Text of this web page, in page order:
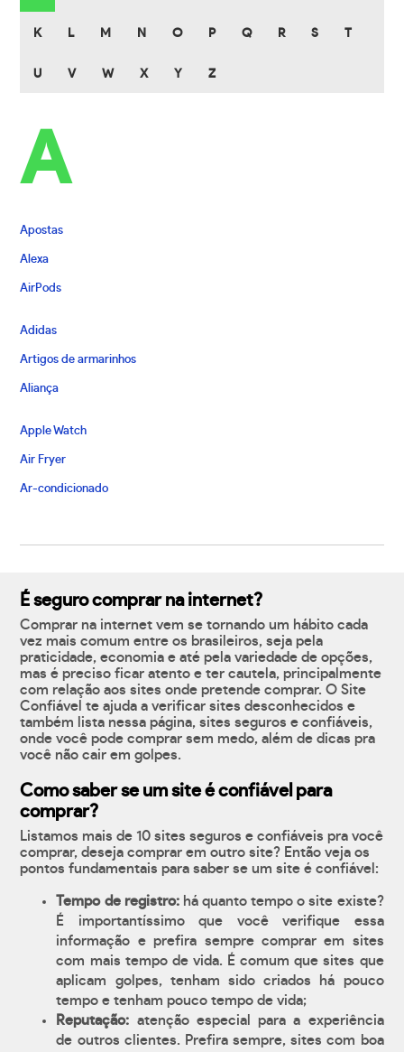
K L M N O P Q R S T
U V W X Y Z
A
Apostas
Alexa
AirPods
Adidas
Artigos de armarinhos
Aliança
Apple Watch
Air Fryer
Ar-condicionado
É seguro comprar na internet?
Comprar na internet vem se tornando um hábito cada
vez mais comum entre os brasileiros, seja pela
praticidade, economia e até pela variedade de opções,
mas é preciso ficar atento e ter cautela, principalmente
com relação aos sites onde pretende comprar. O Site
Confiável te ajuda a verificar sites desconhecidos e
também lista nessa página, sites seguros e confiáveis,
onde você pode comprar sem medo, além de dicas pra
você não cair em golpes.
Como saber se um site é confiável para
comprar?
Listamos mais de 10 sites seguros e confiáveis pra você
comprar, deseja comprar em outro site? Então veja os
pontos fundamentais para saber se um site é confiável:
Tempo de registro:há quanto tempo o site existe?
É importantíssimo que você verifique essa
informação e prefira sempre comprar em sites
com mais tempo de vida. É comum que sites que
aplicam golpes, tenham sido criados há pouco
tempo e tenham pouco tempo de vida;
Reputação: atenção especial para a experiência
de outros clientes. Prefira sempre, sites com boa